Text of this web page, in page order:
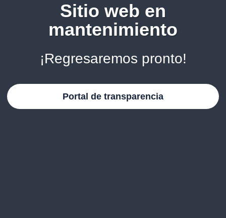
Sitio web en
mantenimiento
¡Regresaremos pronto!
Portal de transparencia